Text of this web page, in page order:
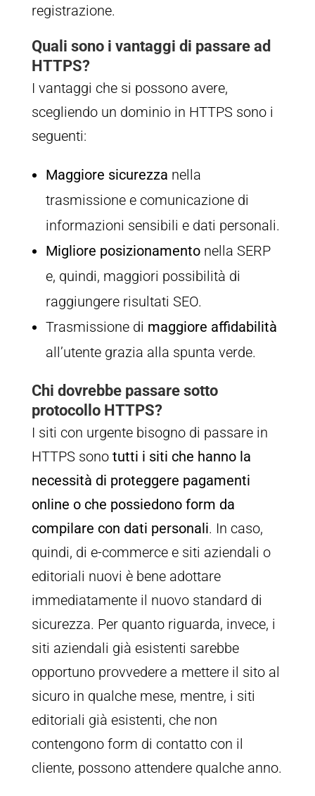
registrazione.
Quali sono i vantaggi di passare ad
HTTPS?
I vantaggi che si possono avere,
scegliendo un dominio in HTTPS sono i
seguenti:
Maggiore sicurezza nella
trasmissione e comunicazione di
informazioni sensibili e dati personali.
Migliore posizionamentonella SERP
e, quindi, maggiori possibilità di
raggiungere risultati SEO.
Trasmissione di maggiore affidabilità
all’utente grazia alla spunta verde.
Chi dovrebbe passare sotto
protocollo HTTPS?
I siti con urgente bisogno di passare in
HTTPS sono tutti i siti che hanno la
necessità di proteggere pagamenti
online o che possiedono form da
compilare con dati personali. In caso,
quindi, di e-commerce e siti aziendali o
editoriali nuovi è bene adottare
immediatamente il nuovo standard di
sicurezza. Per quanto riguarda, invece, i
siti aziendali già esistenti sarebbe
opportuno provvedere a mettere il sito al
sicuro in qualche mese, mentre, i siti
editoriali già esistenti, che non
contengono form di contatto con il
cliente, possono attendere qualche anno.